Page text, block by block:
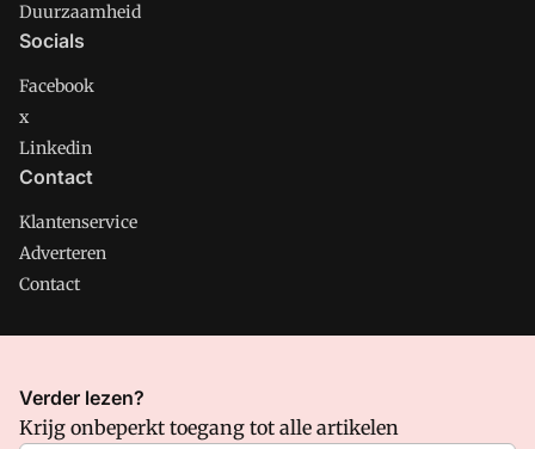
Duurzaamheid
Socials
Facebook
x
Linkedin
Contact
Klantenservice
Adverteren
Contact
CMweb is onderdeel van VMN media. Lees in
waar VMN media voor staat. Op gebruik van deze site zijn de
Verder lezen?
Krijg onbeperkt toegang tot alle artikelen